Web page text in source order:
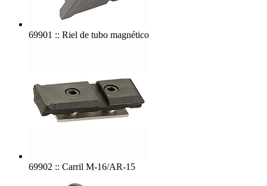
69901 :: Riel de tubo magnético
69902 :: Carril M-16/AR-15